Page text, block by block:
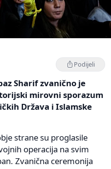
Podijeli
Sharif zvanično je
mirovni sporazum
Država i Islamske
strane su proglasile
operacija na svim
Zvanična ceremonija